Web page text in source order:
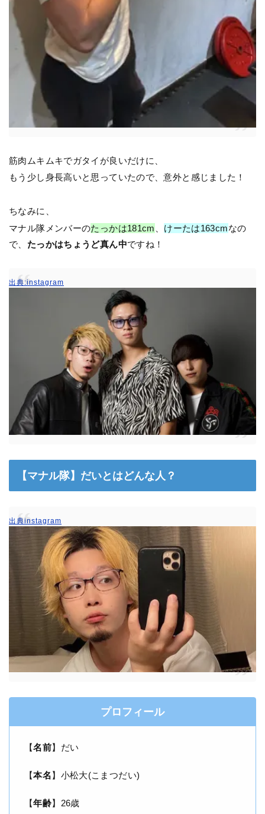
筋肉ムキムキでガタイが良いだけに、
もう少し身長高いと思っていたので、意外と感じました！
ちなみに、
マナル隊メンバーのたっかは181cm けーたは163cmなの
で、 たっかはちょうど真ん中ですね！
出典:instagram
【マナル隊】だいとはどんな人？
出典instagram
プロフィール
【名前】だい
【本名】小松大(こまつだい)
【年齢】26歳